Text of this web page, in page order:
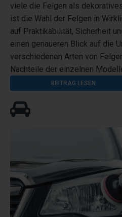
viele die Felgen als
ist die Wahl der Felgen in
auf Praktikabilität, Sicherheit
einen genaueren Blick auf die
verschiedenen Arten von
Nachteile der einzelnen
BEITRAG LESEN